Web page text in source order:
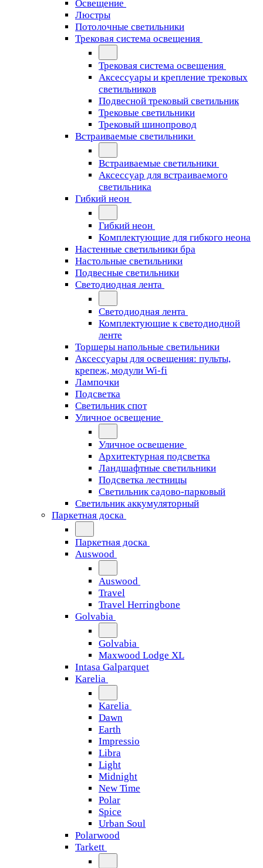
Освещение
Люстры
Потолочные светильники
Трековая система освещения
Трековая система освещения
Аксессуары и крепление трековых
светильников
Подвесной трековый светильник
Трековые светильники
Трековый шинопровод
Встраиваемые светильники
Встраиваемые светильники
Аксессуар для встраиваемого
светильника
Гибкий неон
Гибкий неон
Комплектующие для гибкого неона
Настенные светильники бра
Настольные светильники
Подвесные светильники
Светодиодная лента
Светодиодная лента
Комплектующие к светодиодной
ленте
Торшеры напольные светильники
Аксессуары для освещения: пульты,
крепеж, модули Wi-fi
Лампочки
Подсветка
Светильник спот
Уличное освещение
Уличное освещение
Архитектурная подсветка
Ландшафтные светильники
Подсветка лестницы
Светильник садово-парковый
Светильник аккумуляторный
Паркетная доска
Паркетная доска
Auswood
Auswood
Travel
Travel Herringbone
Golvabia
Golvabia
Maxwood Lodge XL
Intasa Galparquet
Karelia
Karelia
Dawn
Earth
Impressio
Libra
Light
Midnight
New Time
Polar
Spice
Urban Soul
Polarwood
Tarkett